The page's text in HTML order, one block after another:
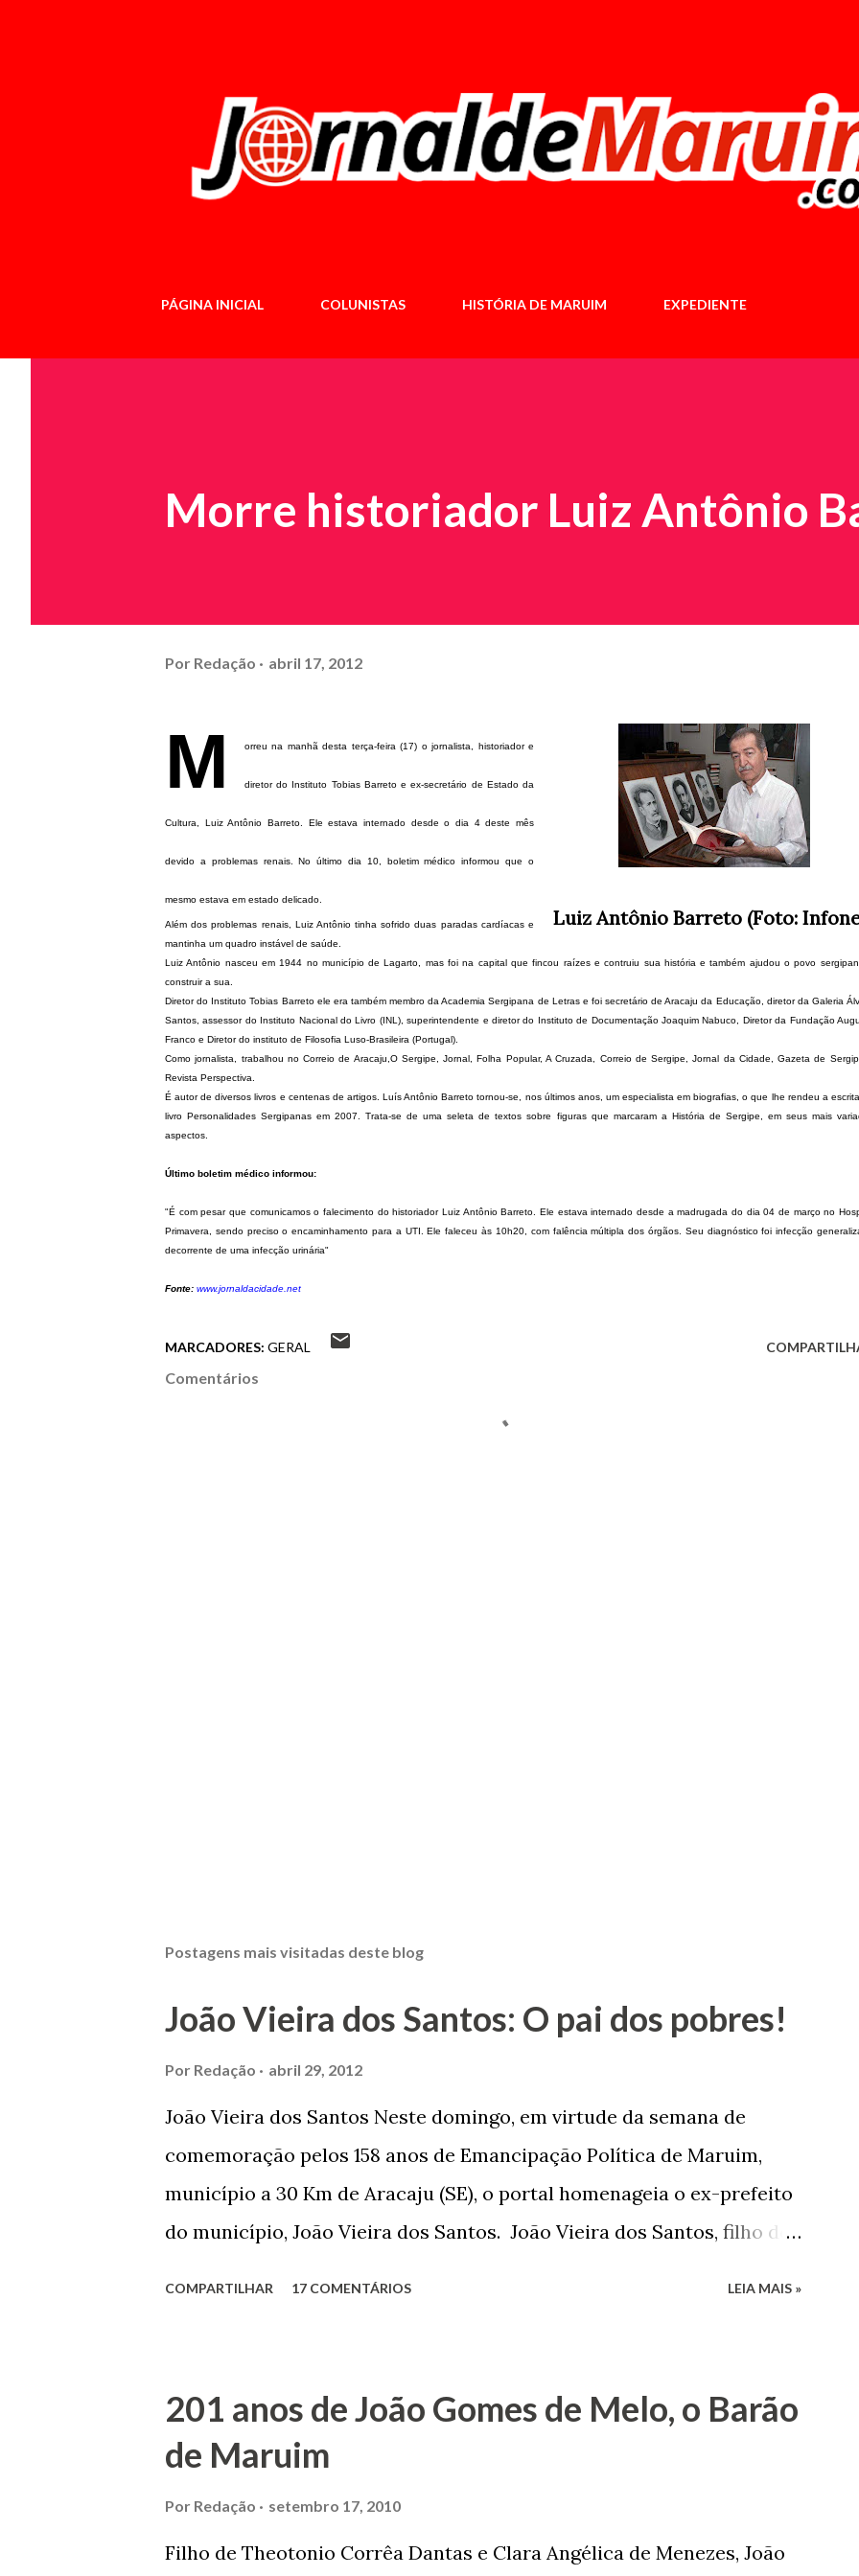
PÁGINA INICIAL COLUNISTAS HISTÓRIA DE MARUIM EXPEDIENTE
Morre historiador Luiz Antônio
Por Redação abril 17, 2012
Luiz Antônio Barreto (Foto:
M orreu na manhã desta terça-feira (17) o jornalista, historiador e
diretor do Instituto Tobias Barreto e ex-secretário de Estado da
Cultura, Luiz Antônio Barreto. Ele estava internado desde o dia 4 deste mês
devido a problemas renais. No último dia 10, boletim médico informou que o
mesmo estava em estado delicado.
Além dos problemas renais, Luiz Antônio tinha sofrido duas paradas cardíacas e
mantinha um quadro instável de saúde.
Luiz Antônio nasceu em 1944 no município de Lagarto, mas foi na capital que fincou raízes e contruiu sua história e também ajudou o povo
construir a sua.
Diretor do Instituto Tobias Barreto ele era também membro da Academia Sergipana de Letras e foi secretário de Aracaju da Educação, diretor da Galeria
Santos, assessor do Instituto Nacional do Livro (INL), superintendente e diretor do Instituto de Documentação Joaquim Nabuco, Diretor da Fundação
Franco e Diretor do instituto de Filosofia Luso-Brasileira (Portugal).
Como jornalista, trabalhou no Correio de Aracaju,O Sergipe, Jornal, Folha Popular, A Cruzada, Correio de Sergipe, Jornal da Cidade, Gazeta de
Revista Perspectiva.
É autor de diversos livros e centenas de artigos. Luís Antônio Barreto tornou-se, nos últimos anos, um especialista em biografias, o que lhe rendeu a
livro Personalidades Sergipanas em 2007. Trata-se de uma seleta de textos sobre figuras que marcaram a História de Sergipe, em seus mais
aspectos.
Último boletim médico informou:
"É com pesar que comunicamos o falecimento do historiador Luiz Antônio Barreto. Ele estava internado desde a madrugada do dia 04 de março no
Primavera, sendo preciso o encaminhamento para a UTI. Ele faleceu às 10h20, com falência múltipla dos órgãos. Seu diagnóstico foi infecção
decorrente de uma infecção urinária"
Fonte: www.jornaldacidade.net
MARCADORES: GERAL
Comentários
Postagens mais visitadas deste blog
João Vieira dos Santos: O pai dos pobres!
Por Redação abril 29, 2012
João Vieira dos Santos Neste domingo, em virtude da semana de
comemoração pelos 158 anos de Emancipação Política de Maruim,
município a 30 Km de Aracaju (SE), o portal homenageia o ex-prefeito
do município, João Vieira dos Santos. João Vieira dos Santos, filho de
se dedicar aos estudos, e então passou a colocar o trabalho em
primeiro plano para auxiliar na renda familiar. No comércio foi
garçon, dono de bar, de armarinho e depois de uma panificação. “Ao
COMPARTILHAR 17 COMENTÁRIOS LEIA MAIS »
201 anos de João Gomes de Melo, o Barão
de Maruim
Por Redação setembro 17, 2010
Filho de Theotonio Corrêa Dantas e Clara Angélica de Menezes, João